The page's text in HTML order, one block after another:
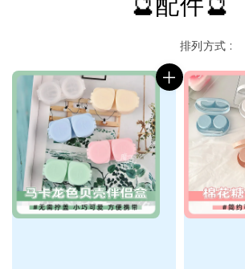
排列方式 :